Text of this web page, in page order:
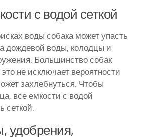
с водой сеткой
воды собака может упасть
дождевой воды, колодцы и
Большинство собак
не исключает вероятности
захлебнуться. Чтобы
все емкости с водой
сеткой.
удобрения,